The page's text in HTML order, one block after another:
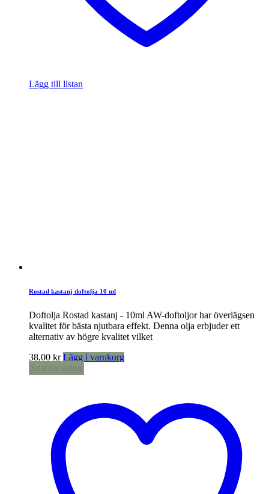
Lägg till listan
Rostad kastanj doftolja 10 ml
Doftolja Rostad kastanj - 10ml AW-doftoljor har överlägsen
kvalitet för bästa njutbara effekt. Denna olja erbjuder ett
alternativ av högre kvalitet vilket
38,00 kr Lägg i varukorg
Snabbvisning